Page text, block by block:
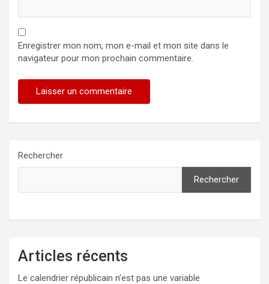
Enregistrer mon nom, mon e-mail et mon site dans le
navigateur pour mon prochain commentaire.
Rechercher
Rechercher
Articles récents
Le calendrier républicain n’est pas une variable